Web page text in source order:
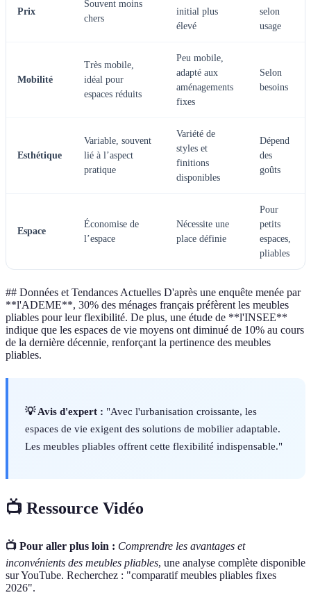
Prix
Souvent moins
chers
initial plus
élevé
selon
usage
Mobilité
Très mobile,
idéal pour
espaces réduits
Peu mobile,
adapté aux
aménagements
fixes
Selon
besoins
Esthétique
Variable, souvent
lié à l’aspect
pratique
Variété de
styles et
finitions
disponibles
Dépend
des
goûts
Espace
Économise de
l’espace
Nécessite une
place définie
Pour
petits
espaces,
pliables
## Données et Tendances Actuelles D'après une enquête menée par
**l'ADEME**, 30% des ménages français préfèrent les meubles
pliables pour leur flexibilité. De plus, une étude de **l'INSEE**
indique que les espaces de vie moyens ont diminué de 10% au cours
de la dernière décennie, renforçant la pertinence des meubles
pliables.
💡 Avis d'expert : "Avec l'urbanisation croissante, les
espaces de vie exigent des solutions de mobilier adaptable.
Les meubles pliables offrent cette flexibilité indispensable."
📺 Ressource Vidéo
📺 Pour aller plus loin : Comprendre les avantages et
inconvénients des meubles pliables, une analyse complète disponible
sur YouTube. Recherchez : "comparatif meubles pliables fixes
2026".